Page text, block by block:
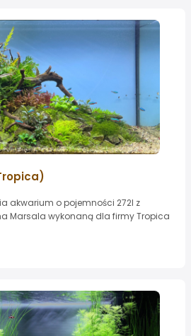
akwarium o pojemności 272l z
Marsala wykonaną dla firmy Tropica